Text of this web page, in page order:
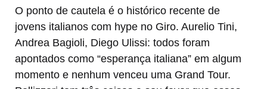
O ponto de cautela é o histórico recente de
jovens italianos com hype no Giro. Aurelio Tini,
Andrea Bagioli, Diego Ulissi: todos foram
apontados como “esperança italiana” em algum
momento e nenhum venceu uma Grand Tour.